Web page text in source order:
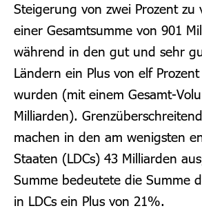
Steigerung von zwei Prozent zu
einer Gesamtsumme von 901
während in den gut und sehr
Ländern ein Plus von elf
wurden (mit einem Gesamt-
Milliarden).
machen in den am wenigsten
Staaten (LDCs) 43 Milliarden
Summe bedeutete die Summe
in LDCs ein Plus von 21%.